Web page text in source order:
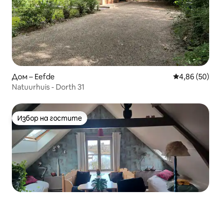
Дом – Eefde Средна
4,86 (50)
Natuurhuis - Dorth 31
Избор на гостите
Избор на гостите